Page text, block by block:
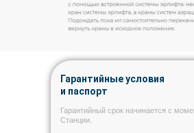
Гарантийные условия
и паспорт
Гарантийный срок начинается с
Станции.